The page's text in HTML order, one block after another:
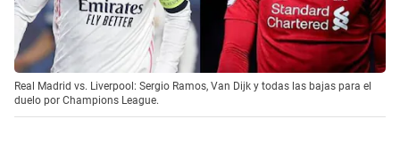
Real Madrid vs. Liverpool: Sergio Ramos, Van Dijk y todas las bajas para el
duelo por Champions League.